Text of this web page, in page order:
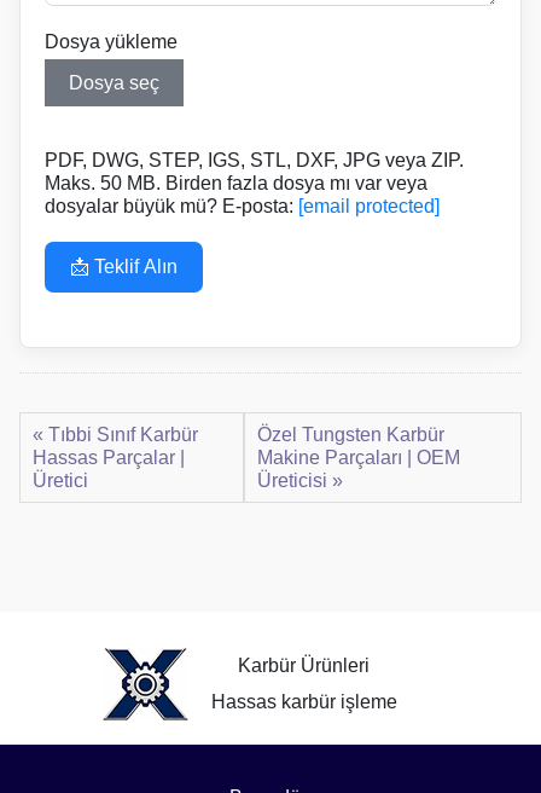
Dosya yükleme
Dosya seç
PDF, DWG, STEP, IGS, STL, DXF, JPG veya ZIP.
Maks. 50 MB. Birden fazla dosya mı var veya
dosyalar büyük mü? E-posta: [email protected]
📩 Teklif Alın
« Tıbbi Sınıf Karbür
Hassas Parçalar |
Üretici
Özel Tungsten Karbür
Makine Parçaları | OEM
Üreticisi »
Karbür Ürünleri
Hassas karbür işleme